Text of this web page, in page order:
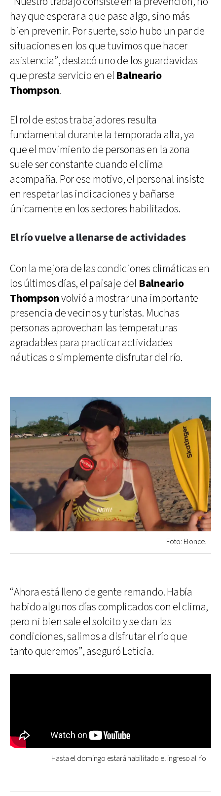
hay que esperar a que pase algo, sino más
bien prevenir. Por suerte, solo hubo un par de
situaciones en los que tuvimos que hacer
asistencia”, destacó uno de los guardavidas
que presta servicio en el Balneario
Thompson.
El rol de estos trabajadores resulta
fundamental durante la temporada alta, ya
que el movimiento de personas en la zona
suele ser constante cuando el clima
acompaña. Por ese motivo, el personal insiste
en respetar las indicaciones y bañarse
únicamente en los sectores habilitados.
El río vuelve a llenarse de actividades
Con la mejora de las condiciones climáticas en
los últimos días, el paisaje del Balneario
Thompsonvolvió a mostrar una importante
presencia de vecinos y turistas. Muchas
personas aprovechan las temperaturas
agradables para practicar actividades
náuticas o simplemente disfrutar del río.
Foto: Elonce.
“Ahora está lleno de gente remando. Había
habido algunos días complicados con el clima,
pero ni bien sale el solcito y se dan las
condiciones, salimos a disfrutar el río que
tanto queremos”, aseguró Leticia.
Hasta el domingo estará habilitado el ingreso al río